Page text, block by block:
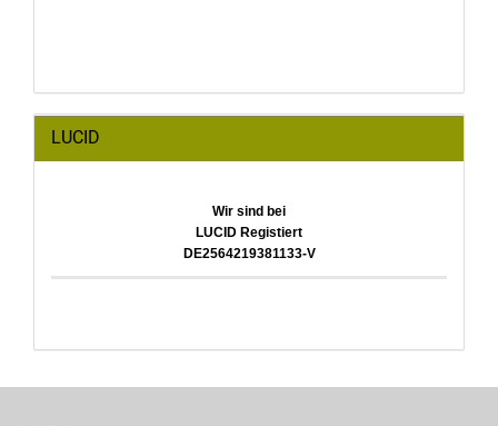
LUCID
Wir sind bei
LUCID Registiert
DE2564219381133-V